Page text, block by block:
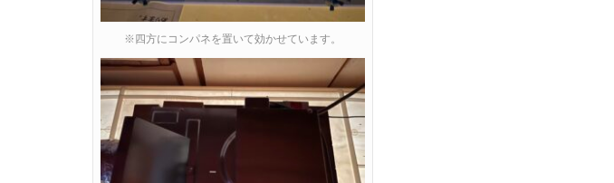
※四方にコンパネを置いて効かせています。